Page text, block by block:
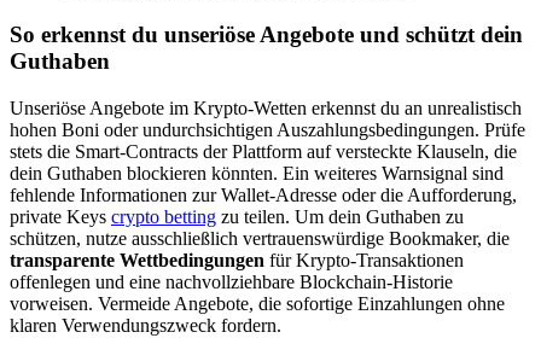
So erkennst du unseriöse Angebote und schützt dein
Guthaben
Unseriöse Angebote im Krypto-Wetten erkennst du an unrealistisch
hohen Boni oder undurchsichtigen Auszahlungsbedingungen. Prüfe
stets die Smart-Contracts der Plattform auf versteckte Klauseln, die
dein Guthaben blockieren könnten. Ein weiteres Warnsignal sind
fehlende Informationen zur Wallet-Adresse oder die Aufforderung,
private Keys crypto betting zu teilen. Um dein Guthaben zu
schützen, nutze ausschließlich vertrauenswürdige Bookmaker, die
transparente Wettbedingungen für Krypto-Transaktionen
offenlegen und eine nachvollziehbare Blockchain-Historie
vorweisen. Vermeide Angebote, die sofortige Einzahlungen ohne
klaren Verwendungszweck fordern.